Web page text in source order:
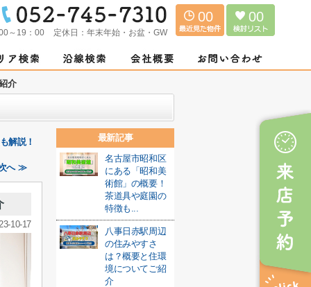
～19：00 定休日： 年末年始・お盆・GW
00 00
介
解説！
へ ≫
10-17
最新記事
名古屋市昭和区
にある「昭和美
術館」の概要！
茶道具や庭園の
特徴も...
八事日赤駅周辺
の住みやすさ
は？概要と住環
境についてご紹
介